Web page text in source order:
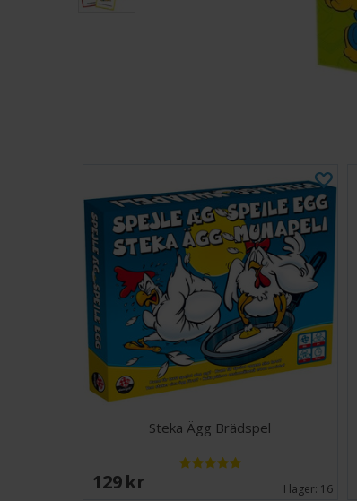
Steka Ägg Brädspel
129 SEK I lager: 16